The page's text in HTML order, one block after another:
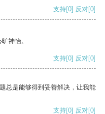
支持[0] 反对[0]
神怡。
支持[0] 反对[0]
总是能够得到妥善解决，让我能
支持[0] 反对[0]